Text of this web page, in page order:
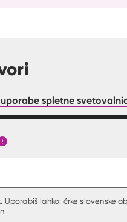
spletne
lahko zastaviš vprašanje
Uporabiš lahko: črke slovenske
_